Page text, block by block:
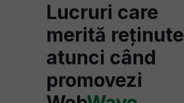
Lucruri care
merită reținute
atunci când
promovezi